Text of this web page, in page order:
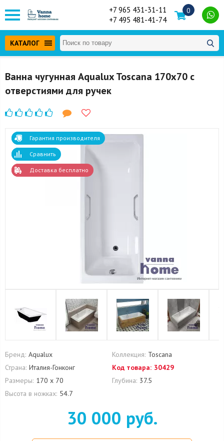
+7 965 431-31-11
+7 495 481-41-74
0
КАТАЛОГ
Ванна чугунная Aqualux Toscana 170x70 с
отверстиями для ручек
Гарантия производителя
Сравнить
Доставка бесплатно
Бренд: Aqualux Коллекция: Toscana
Страна: Италия-Гонконг Код товара: 30429
Размеры: 170 х 70 Глубина: 37.5
Высота в ножках: 54.7
30 000 руб.